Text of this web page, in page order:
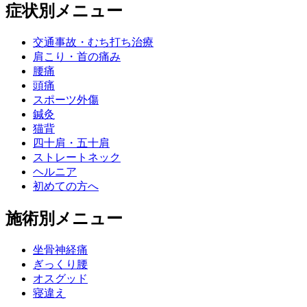
症状別メニュー
交通事故・むち打ち治療
肩こり・首の痛み
腰痛
頭痛
スポーツ外傷
鍼灸
猫背
四十肩・五十肩
ストレートネック
ヘルニア
初めての方へ
施術別メニュー
坐骨神経痛
ぎっくり腰
オスグッド
寝違え